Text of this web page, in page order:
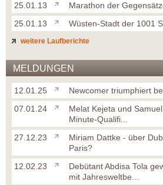
25.01.13
Marathon der
25.01.13
Wüsten-Stadt der 1001
weitere Laufberichte
MELDUNGEN
12.01.25
Newcomer triumphiert
07.01.24
Melat Kejeta und
Minute-Qualifi...
27.12.23
Miriam Dattke - über
Paris?
12.02.23
Debütant Abdisa Tola
mit Jahresweltbe...